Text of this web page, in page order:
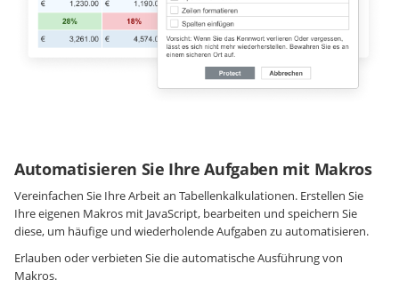
Automatisieren Sie Ihre Aufgaben mit Makros
Vereinfachen Sie Ihre Arbeit an Tabellenkalkulationen. Erstellen Sie
Ihre eigenen Makros mit JavaScript, bearbeiten und speichern Sie
diese, um häufige und wiederholende Aufgaben zu automatisieren.
Erlauben oder verbieten Sie die automatische Ausführung von
Makros.